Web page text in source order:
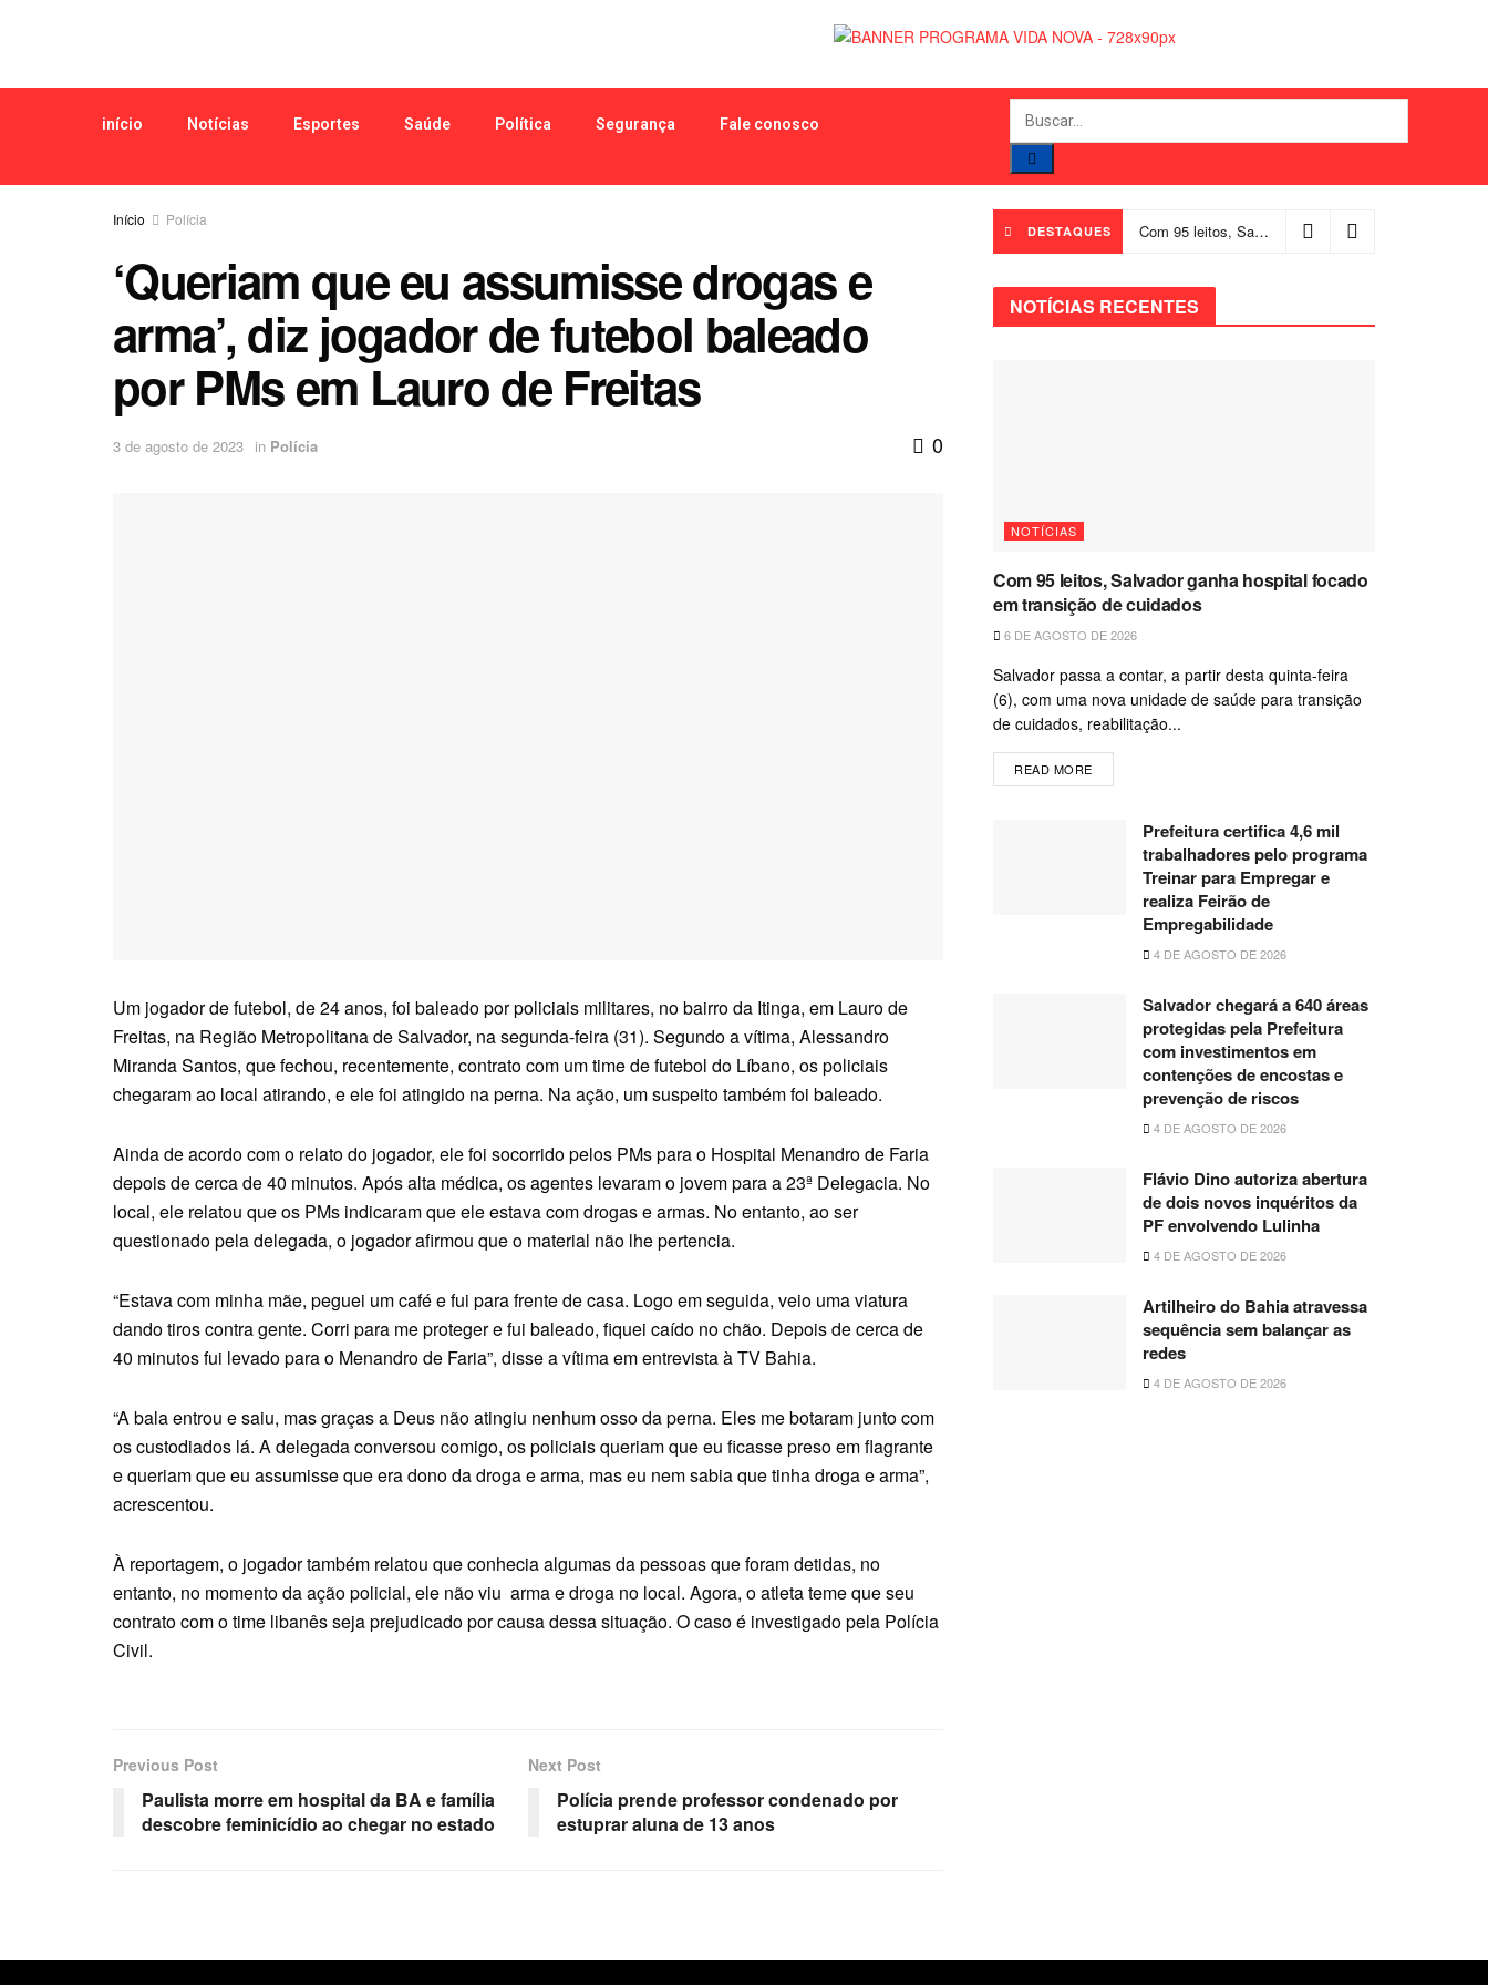
início Notícias Esportes Saúde Política Segurança Fale conosco
Início Polícia
‘Queriam que eu assumisse drogas e
arma’, diz jogador de futebol baleado
por PMs em Lauro de Freitas
3 de agosto de 2023 in Polícia 0
Um jogador de futebol, de 24 anos, foi baleado por policiais militares, no bairro da Itinga, em Lauro de
Freitas, na Região Metropolitana de Salvador, na segunda-feira (31). Segundo a vítima, Alessandro
Miranda Santos, que fechou, recentemente, contrato com um time de futebol do Líbano, os policiais
chegaram ao local atirando, e ele foi atingido na perna. Na ação, um suspeito também foi baleado.
Ainda de acordo com o relato do jogador, ele foi socorrido pelos PMs para o Hospital Menandro de Faria
depois de cerca de 40 minutos. Após alta médica, os agentes levaram o jovem para a 23ª Delegacia. No
local, ele relatou que os PMs indicaram que ele estava com drogas e armas. No entanto, ao ser
questionado pela delegada, o jogador afirmou que o material não lhe pertencia.
“Estava com minha mãe, peguei um café e fui para frente de casa. Logo em seguida, veio uma viatura
dando tiros contra gente. Corri para me proteger e fui baleado, fiquei caído no chão. Depois de cerca de
40 minutos fui levado para o Menandro de Faria”, disse a vítima em entrevista à TV Bahia.
“A bala entrou e saiu, mas graças a Deus não atingiu nenhum osso da perna. Eles me botaram junto com
os custodiados lá. A delegada conversou comigo, os policiais queriam que eu ficasse preso em flagrante
e queriam que eu assumisse que era dono da droga e arma, mas eu nem sabia que tinha droga e arma”,
acrescentou.
À reportagem, o jogador também relatou que conhecia algumas da pessoas que foram detidas, no
entanto, no momento da ação policial, ele não viu arma e droga no local. Agora, o atleta teme que seu
contrato com o time libanês seja prejudicado por causa dessa situação. O caso é investigado pela Polícia
Civil.
Previous Post
Paulista morre em hospital da BA e família
descobre feminicídio ao chegar no estado
Next Post
Polícia prende professor condenado por
estuprar aluna de 13 anos
DESTAQUES Com 95 leitos, Salvador ganha hospital focado em transição de cuidados
NOTÍCIAS RECENTES
NOTÍCIAS
Com 95 leitos, Salvador ganha hospital focado
em transição de cuidados
6 DE AGOSTO DE 2026
Salvador passa a contar, a partir desta quinta-feira
(6), com uma nova unidade de saúde para transição
de cuidados, reabilitação...
READ MORE
Prefeitura certifica 4,6 mil
trabalhadores pelo programa
Treinar para Empregar e
realiza Feirão de
Empregabilidade
4 DE AGOSTO DE 2026
Salvador chegará a 640 áreas
protegidas pela Prefeitura
com investimentos em
contenções de encostas e
prevenção de riscos
4 DE AGOSTO DE 2026
Flávio Dino autoriza abertura
de dois novos inquéritos da
PF envolvendo Lulinha
4 DE AGOSTO DE 2026
Artilheiro do Bahia atravessa
sequência sem balançar as
redes
4 DE AGOSTO DE 2026